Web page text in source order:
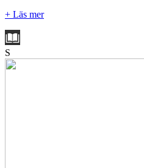
+ Läs mer
S